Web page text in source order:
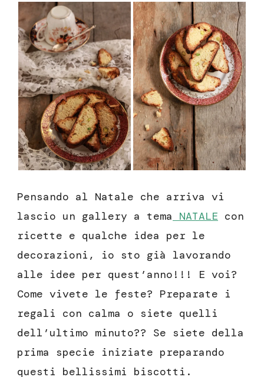
Pensando al Natale che arriva vi
lascio un gallery a tema NATALE con
ricette e qualche idea per le
decorazioni, io sto già lavorando
alle idee per quest’anno!!! E voi?
Come vivete le feste? Preparate i
regali con calma o siete quelli
dell’ultimo minuto?? Se siete della
prima specie iniziate preparando
questi bellissimi biscotti.